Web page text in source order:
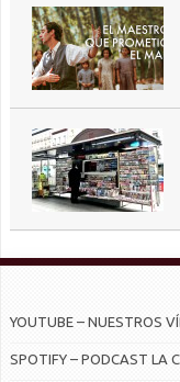
YOUTUBE – NUESTROS
SPOTIFY – PODCAST LA